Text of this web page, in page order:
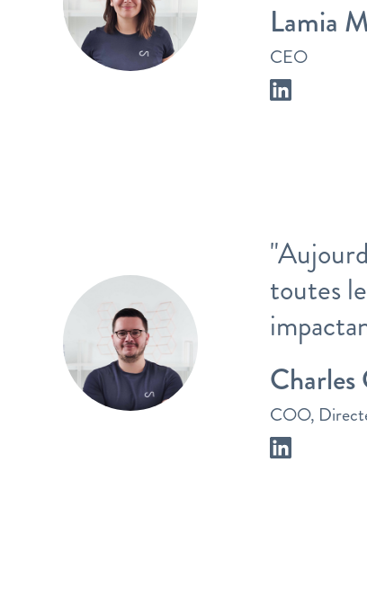
Lamia
CEO
toutes
COO,